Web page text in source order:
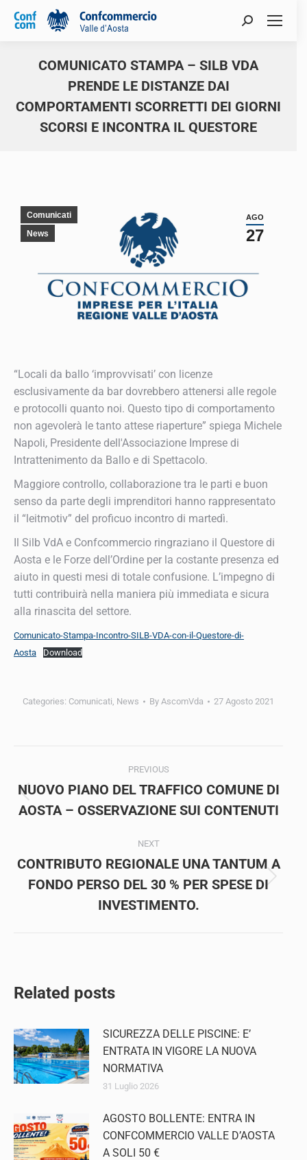
COMUNICATO STAMPA – SILB VDA
PRENDE LE DISTANZE DAI
COMPORTAMENTI SCORRETTI DEI GIORNI
SCORSI E INCONTRA IL QUESTORE
AGO
27
Comunicati
News
“Locali da ballo ‘improvvisati’ con licenze
esclusivamente da bar dovrebbero attenersi alle regole
e protocolli quanto noi. Questo tipo di comportamento
non agevolerà le tanto attese riaperture” spiega Michele
Napoli, Presidente dell'Associazione Imprese di
Intrattenimento da Ballo e di Spettacolo.
Maggiore controllo, collaborazione tra le parti e buon
senso da parte degli imprenditori hanno rappresentato
il “leitmotiv” del proficuo incontro di martedì.
Il Silb VdA e Confcommercio ringraziano il Questore di
Aosta e le Forze dell’Ordine per la costante presenza ed
aiuto in questi mesi di totale confusione. L’impegno di
tutti contribuirà nella maniera più immediata e sicura
alla rinascita del settore.
Comunicato-Stampa-Incontro-SILB-VDA-con-il-Questore-di-
Aosta
Download
Categories: Comunicati News By AscomVda 27 Agosto 2021
navigation
PREVIOUS
post:
NUOVO PIANO DEL TRAFFICO COMUNE DI
AOSTA – OSSERVAZIONE SUI CONTENUTI
NEXT
Next
post:
CONTRIBUTO REGIONALE UNA TANTUM A
FONDO PERSO DEL 30 % PER SPESE DI
INVESTIMENTO.
Related posts
SICUREZZA DELLE PISCINE: E’
ENTRATA IN VIGORE LA NUOVA
NORMATIVA
31 Luglio 2026
AGOSTO BOLLENTE: ENTRA IN
CONFCOMMERCIO VALLE D’AOSTA
A SOLI 50 €